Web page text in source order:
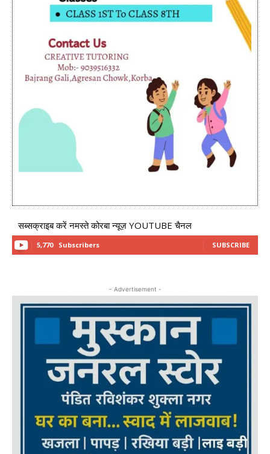
सब्सक्राइब करें नमस्ते कोरबा न्यूज़ YOUTUBE चैनल
5,770 Subscribers SUBSCRIBE
- Advertisement -